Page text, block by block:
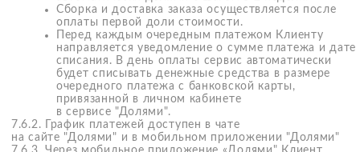
7.12.3. К возврату принимаются Товары, приобретенные
только в Интернет-магазине «mei sense». Товары,
купленные в других магазинах, к возврату
не принимаются.
7.13. Как оформить возврат
7.13.1. Вернуть заказ можно только после доставки
и получения Вами заказа. Как оформить возврат:
с помощью операторов Службы поддержки Клиентов
по телефону +7 (499) 398-09-65 или написав в онлайн-чат
илиTelegram+7 (926) 506-09-05.
7.13.2. Сумма за возвращенный товар будет возвращена
автоматически в течение 10 дней после получения
подтверждения о передаче возвратного товара
в курьерскую службу. 7.13.3. Обращаем Ваше внимание,
срок зачисления денежных средств на карту зависит